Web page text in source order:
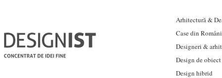
Arhitectură &
Case din
Designeri &
Design de obiect
Design hibrid